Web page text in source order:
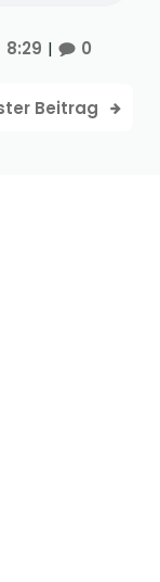
8:29 | 0
Beitrag